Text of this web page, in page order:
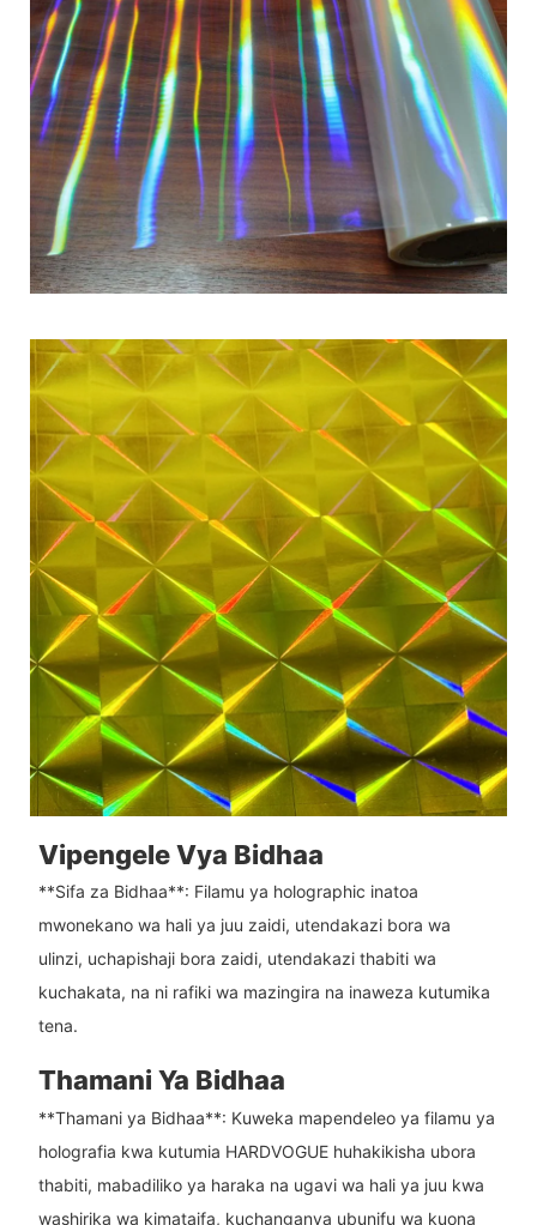
Vipengele Vya Bidhaa
**Sifa za Bidhaa**: Filamu ya holographic inatoa
mwonekano wa hali ya juu zaidi, utendakazi bora wa
ulinzi, uchapishaji bora zaidi, utendakazi thabiti wa
kuchakata, na ni rafiki wa mazingira na inaweza kutumika
tena.
Thamani Ya Bidhaa
**Thamani ya Bidhaa**: Kuweka mapendeleo ya filamu ya
holografia kwa kutumia HARDVOGUE huhakikisha ubora
thabiti, mabadiliko ya haraka na ugavi wa hali ya juu kwa
washirika wa kimataifa, kuchanganya ubunifu wa kuona